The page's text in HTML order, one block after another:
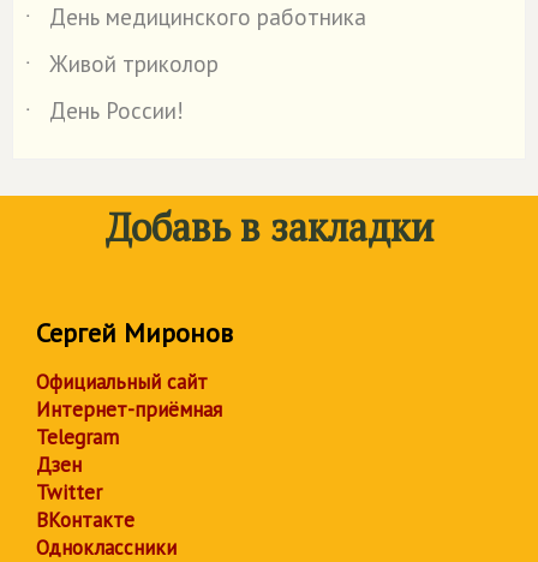
˙
День медицинского работника
˙
Живой триколор
˙
День России!
Добавь в закладки
Сергей Миронов
Официальный сайт
Интернет-приёмная
Telegram
Дзен
Twitter
ВКонтакте
Одноклассники